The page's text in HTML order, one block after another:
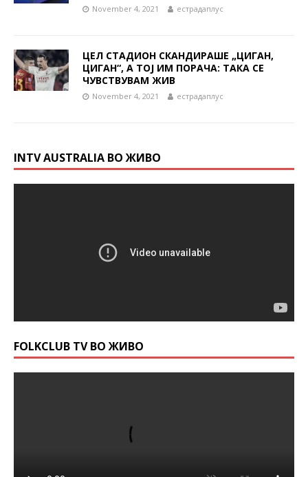
November 4, 2021 естрадаплус
ЦЕЛ СТАДИОН СКАНДИРАШЕ „ЦИГАН,
ЦИГАН“, А ТОЈ ИМ ПОРАЧА: ТАКА СЕ
ЧУВСТВУВАМ ЖИВ
November 4, 2021 естрадаплус
INTV AUSTRALIA ВО ЖИВО
FOLKCLUB TV ВО ЖИВО